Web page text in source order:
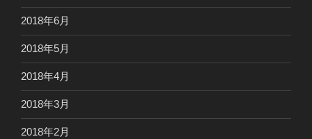
2018年6月
2018年5月
2018年4月
2018年3月
2018年2月